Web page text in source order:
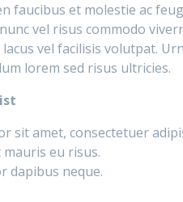
faucibus et molestie ac
vel risus commodo
lacus vel facilisis volutpat.
lorem sed risus ultricies.
sit amet, consectetuer
eu risus.
dapibus neque.